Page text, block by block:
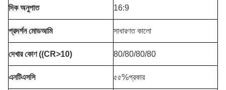
দিক অনুপাত 16:9
প্রদর্শন মোডআমি সাধারণত কালো
দেখার কোণ ((CR>10) 80/80/80/80
এনটিএসসি ৫৫%প্রকার